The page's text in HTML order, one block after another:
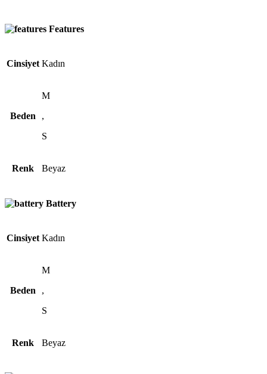
Features
Cinsiyet Kadın
Beden
M
,
S
Renk Beyaz
Battery
Cinsiyet Kadın
Beden
M
,
S
Renk Beyaz